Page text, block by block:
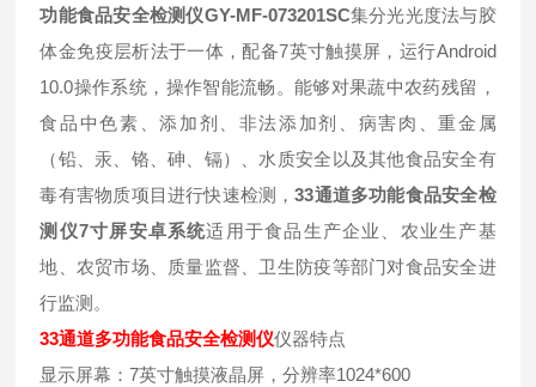
功能食品安全检测仪GY-MF-073201SC集分光光度法与胶
体金免疫层析法于一体，配备7英寸触摸屏，运行Android
10.0操作系统，操作智能流畅。能够对果蔬中农药残留，
食品中色素、添加剂、非法添加剂、病害肉、重金属
（铅、汞、铬、砷、镉）、水质安全以及其他食品安全有
毒有害物质项目进行快速检测，33通道多功能食品安全检
测仪7寸屏安卓系统适用于食品生产企业、农业生产基
地、农贸市场、质量监督、卫生防疫等部门对食品安全进
行监测。
33通道多功能食品安全检测仪仪器特点
显示屏幕：7英寸触摸液晶屏，分辨率1024*600